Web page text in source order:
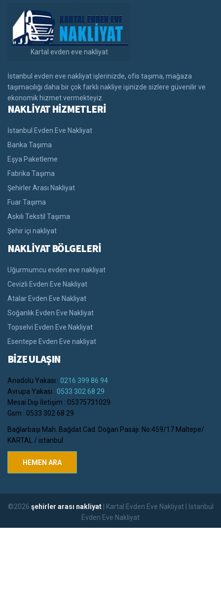
Kartal evden eve nakliyat
İstanbul evden eve nakliyat işlerinizde, ofis taşıma, mağaza
taşımacılığı daha bir çok farklı nakliye işinizde sizlere güvenilir ve
ekonomik hizmet vermekteyiz.
NAKLİYAT HİZMETLERİ
İstanbul Evden Eve Nakliyat
Banka Taşıma
Eşya Paketleme
Fabrika Taşıma
Şehirler Arası Nakliyat
Fuar Taşıma
Askılı Tekstil Taşıma
Şehir içi nakliyat
NAKLİYAT BÖLGELERİ
Uğurmumcu evden eve nakliyat
Cevizli Evden Eve Nakliyat
Atalar Evden Eve Nakliyat
Soğanlık Evden Eve Nakliyat
Topselvi Evden Eve Nakliyat
Esentepe Evden Eve nakliyat
BİZE ULAŞIN
Anadolu Yakası : 0216 399 86 94
Avrupa Yakası : 0533 302 68 29
Mesai Dışı İletişim : 05375731029
Gsm : 0533 302 68 29
Bağlarbaşı Mah. Bağdat Cad. Doğan Pasajı. No:459/17 Maltepe/
KARTAL / istanbul
HEMEN ARA
©2026 şehirler arası nakliyat
| Kartal Evden Eve Nakliyat | İstanbul
Evden Eve Nakliyat